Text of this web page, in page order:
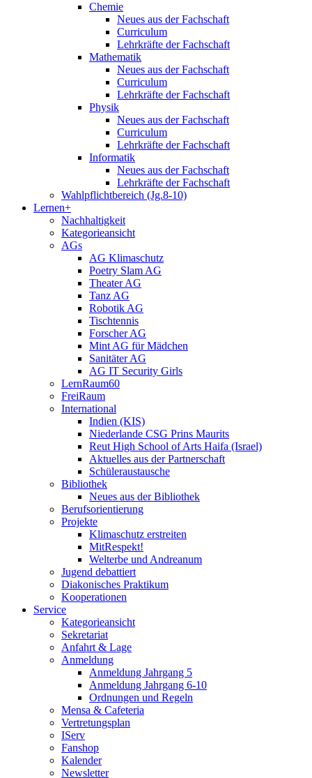
Chemie
Neues aus der Fachschaft
Curriculum
Lehrkräfte der Fachschaft
Mathematik
Neues aus der Fachschaft
Curriculum
Lehrkräfte der Fachschaft
Physik
Neues aus der Fachschaft
Curriculum
Lehrkräfte der Fachschaft
Informatik
Neues aus der Fachschaft
Lehrkräfte der Fachschaft
Wahlpflichtbereich (Jg.8-10)
Lernen+
Nachhaltigkeit
Kategorieansicht
AGs
AG Klimaschutz
Poetry Slam AG
Theater AG
Tanz AG
Robotik AG
Tischtennis
Forscher AG
Mint AG für Mädchen
Sanitäter AG
AG IT Security Girls
LernRaum60
FreiRaum
International
Indien (KIS)
Niederlande CSG Prins Maurits
Reut High School of Arts Haifa (Israel)
Aktuelles aus der Partnerschaft
Schüleraustausche
Bibliothek
Neues aus der Bibliothek
Berufsorientierung
Projekte
Klimaschutz erstreiten
MitRespekt!
Welterbe und Andreanum
Jugend debattiert
Diakonisches Praktikum
Kooperationen
Service
Kategorieansicht
Sekretariat
Anfahrt & Lage
Anmeldung
Anmeldung Jahrgang 5
Anmeldung Jahrgang 6-10
Ordnungen und Regeln
Mensa & Cafeteria
Vertretungsplan
IServ
Fanshop
Kalender
Newsletter